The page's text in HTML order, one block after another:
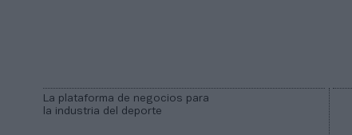
La plataforma de negocios para
la industria del deporte